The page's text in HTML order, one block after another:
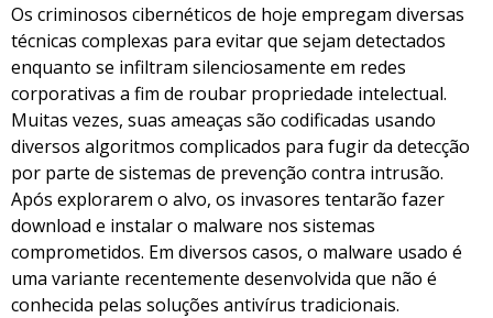
Os criminosos cibernéticos de hoje empregam diversas
técnicas complexas para evitar que sejam detectados
enquanto se infiltram silenciosamente em redes
corporativas a fim de roubar propriedade intelectual.
Muitas vezes, suas ameaças são codificadas usando
diversos algoritmos complicados para fugir da detecção
por parte de sistemas de prevenção contra intrusão.
Após explorarem o alvo, os invasores tentarão fazer
download e instalar o malware nos sistemas
comprometidos. Em diversos casos, o malware usado é
uma variante recentemente desenvolvida que não é
conhecida pelas soluções antivírus tradicionais.